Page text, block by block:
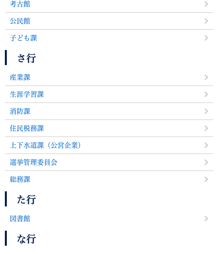
考古館
公民館
子ども課
さ行
産業課
生涯学習課
消防課
住民税務課
上下水道課（公営企業）
選挙管理委員会
総務課
た行
図書館
な行